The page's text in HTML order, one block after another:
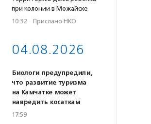
при колонии в Можайске
10:32 · Прислано НКО
04.08.2026
Биологи предупредили,
что развитие туризма
на Камчатке может
навредить косаткам
17:59